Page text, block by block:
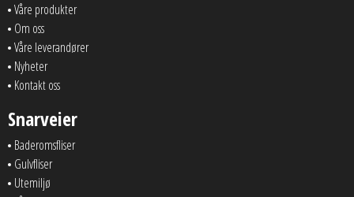
Våre produkter
Om oss
Våre leverandører
Nyheter
Kontakt oss
Snarveier
Baderomsfliser
Gulvfliser
Utemiljø